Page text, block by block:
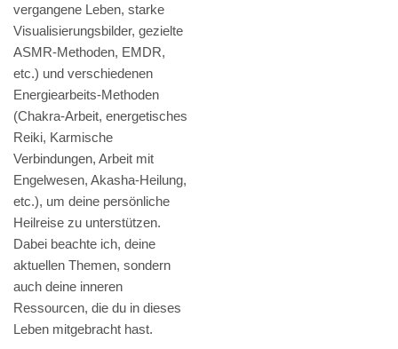
vergangene Leben, starke
Visualisierungsbilder, gezielte
ASMR-Methoden, EMDR,
etc.) und verschiedenen
Energiearbeits-Methoden
(Chakra-Arbeit, energetisches
Reiki, Karmische
Verbindungen, Arbeit mit
Engelwesen, Akasha-Heilung,
etc.), um deine persönliche
Heilreise zu unterstützen.
Dabei beachte ich, deine
aktuellen Themen, sondern
auch deine inneren
Ressourcen, die du in dieses
Leben mitgebracht hast.